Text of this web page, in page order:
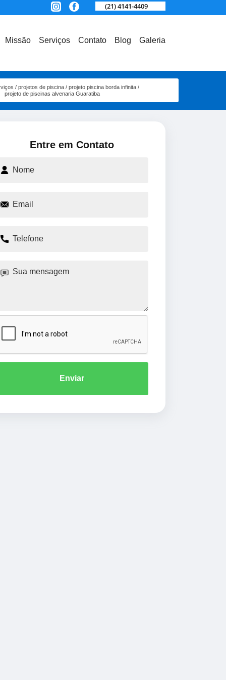
(21) 4141-4409
Missão Serviços Contato Blog Galeria
projetos de piscina
projeto piscina borda infinita
projeto de piscinas alvenaria Guaratiba
Entre em Contato
Enviar